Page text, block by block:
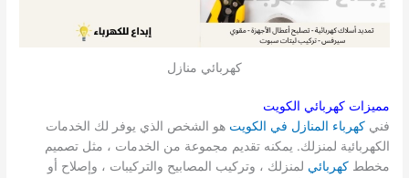
كهربائي منازل
مميزات كهربائي الكويت
فني كهرباء المنازل في الكويت هو الشخص الذي يوفر لك الخدمات
الكهربائية لمنزلك. يمكنه تقديم مجموعة من الخدمات ، مثل تصميم
مخططكهربائي لمنزلك ، وتركيب المصابيح والتركيبات ، وإصلاح أو